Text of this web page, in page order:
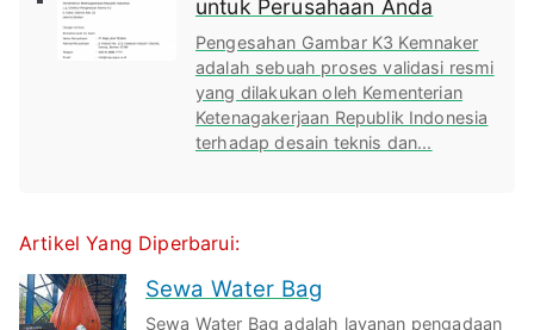
untuk Perusahaan Anda
Pengesahan Gambar K3 Kemnaker
adalah sebuah proses validasi resmi
yang dilakukan oleh Kementerian
Ketenagakerjaan Republik Indonesia
terhadap desain teknis dan...
Artikel Yang Diperbarui:
Sewa Water Bag
Sewa Water Bag adalah layanan pengadaan